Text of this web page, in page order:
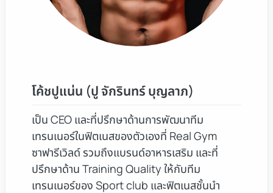
โค้ชปูแน่น (ปู จักรินทร์ บุญลาภ)
เป็น CEO และที่ปรึกษาด้านการพัฒนาทีม
เทรนเนอร์ในฟิตเนสของตัวเองที่ Real Gym
ซาฟารีเวิลด์ รวมถึงแบรนด์อาหารเสริม และที่
ปรึกษาด้าน Training Quality ให้กับทีม
เทรนเนอร์ของ Sport club และฟิตเนสชั้นนำ